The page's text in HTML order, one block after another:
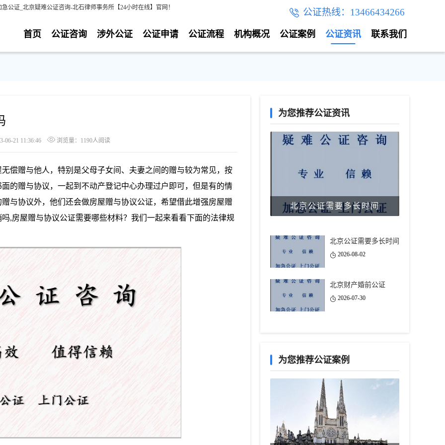
公证_北京疑难公证咨询-北石律师事务所【24小时在线】官网！ 公证热线：13466434266
联系我们
公证资讯
公证案例
机构概况
公证流程
公证申请
涉外公证
公证咨询
首页
06-21 11:36:46 浏览量：1190人阅读
偿赠与他人，特别是父母子女间、夫妻之间的赠与较为常见，按
的赠与协议，一起到不动产登记中心办理过户即可，但是有的情
与协议外，他们还会做房屋赠与协议公证，希望借此增强房屋赠
吗,房屋赠与协议公证需要哪些材料？我们一起来看看下面的法律规
为您推荐公证资讯
北京公证需要多长时间
北京公证需要多长时间
2026-08-02
北京财产婚前公证
2026-07-30
为您推荐公证案例